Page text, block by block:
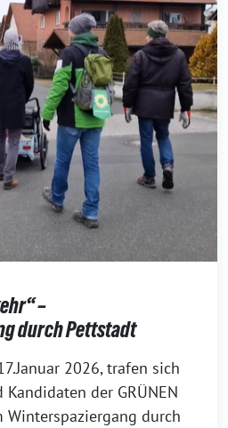
–
durch Pettstadt
2026, trafen sich
der GRÜNEN
Winterspaziergang durch